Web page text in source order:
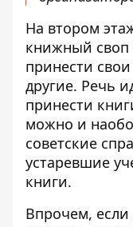
На втором
книжный своп
принести
другие. Речь
принести
можно и
советские
устаревшие
книги.
Впрочем, если